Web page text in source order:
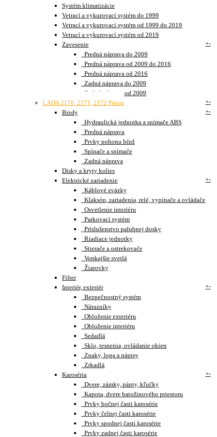
Systém klimatizácie
Vetrací a vykurovací systém do 1999
Vetrací a vykurovací systém od 1999 do 2019
Vetrací a vykurovací systém od 2019
Zavesenie
+-
Predná náprava do 2009
Predná náprava od 2009 do 2016
Predná náprava od 2016
Zadná náprava do 2009
Zadná náprava od 2009
LADA 2170, 2171, 2172 Priora
+-
Brzdy
+-
Hydraulická jednotka a snímače ABS
Predná náprava
Prvky pohonu bŕzd
Spínače a snímače
Zadná náprava
Disky a kryty kolies
Elektrické zariadenie
+-
Káblové zväzky
Klaksón, zariadenia, relé, vypínače a ovládače
Osvetlenie interiéru
Parkovací systém
Príslušenstvo palubnej dosky
Riadiace jednotky
Stierače a ostrekovače
Vonkajšie svetlá
Žiarovky
Filter
Interiér, exteriér
+-
Bezpečnostný systém
Nárazníky
Obloženie exteriéru
Obloženie interiéru
Sedadlá
Sklo, tesnenia, ovládanie okien
Znaky, loga a nápisy
Zrkadlá
Karoséria
+-
Dvere, zámky, pánty, kľučky
Kapota, dvere batožinového priestoru
Prvky bočnej časti karosérie
Prvky čelnej časti karosérie
Prvky spodnej časti karosérie
Prvky zadnej časti karosérie